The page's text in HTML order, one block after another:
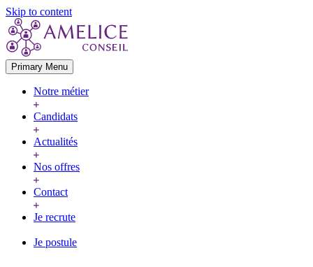
Skip to content
Primary Menu
Notre métier
Candidats
Actualités
Nos offres
Contact
Je recrute
Je postule